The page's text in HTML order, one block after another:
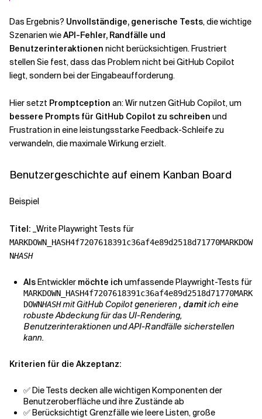
Das Ergebnis? Unvollständige, generische Tests, die wichtige
Szenarien wieAPI-Fehler, Randfälle und
Benutzerinteraktionen nicht berücksichtigen. Frustriert
stellen Sie fest, dass das Problem nicht bei GitHub Copilot
liegt, sondern bei der Eingabeaufforderung.
Hier setzt Promptception an: Wir nutzen GitHub Copilot, um
bessere Prompts für GitHub Copilot zu schreiben und
Frustration in eine leistungsstarke Feedback-Schleife zu
verwandeln, die maximale Wirkung erzielt.
Benutzergeschichte auf einem Kanban Board
Beispiel
Titel: _Write Playwright Tests für
MARKDOWN_HASH4f7207618391c36af4e89d2518d71770MARKDOW
NHASH
AlsEntwickler möchte ich umfassende Playwright-Tests für
MARKDOWN_HASH4f7207618391c36af4e89d2518d71770MARK
DOWNHASHmit GitHub Copilot generieren , damitich eine
robuste Abdeckung für das UI-Rendering,
Benutzerinteraktionen und API-Randfälle sicherstellen
kann.
Kriterien für die Akzeptanz:
✅ Die Tests decken alle wichtigen Komponenten der
Benutzeroberfläche und ihre Zustände ab
✅ Berücksichtigt Grenzfälle wie leere Listen, große